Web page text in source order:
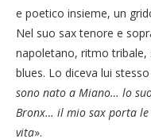
e poetico insieme, un
Nel suo sax tenore e
napoletano, ritmo tribale,
blues. Lo diceva lui
sono nato a Miano… lo
Bronx… il mio sax porta
vita».